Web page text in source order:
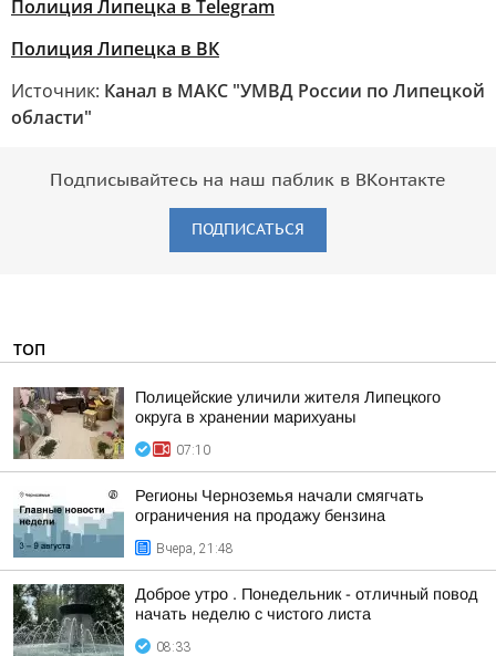
Полиция Липецка в Telegram
Полиция Липецка в ВК
Источник: Канал в МАКС "УМВД России по Липецкой
области"
Подписывайтесь на наш паблик в ВКонтакте
ПОДПИСАТЬСЯ
ТОП
Полицейские уличили жителя Липецкого
округа в хранении марихуаны
07:10
Регионы Черноземья начали смягчать
ограничения на продажу бензина
Вчера, 21:48
Доброе утро . Понедельник - отличный повод
начать неделю с чистого листа
08:33